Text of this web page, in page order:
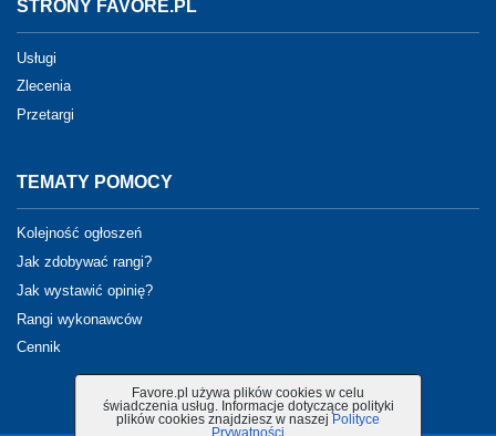
Favore.pl używa plików cookies w celu
świadczenia usług. Informacje dotyczące polityki
plików cookies znajdziesz w naszej Polityce
Prywatności
STRONY FAVORE.PL
Usługi
Zlecenia
Przetargi
TEMATY POMOCY
Kolejność ogłoszeń
Jak zdobywać rangi?
Jak wystawić opinię?
Rangi wykonawców
Cennik